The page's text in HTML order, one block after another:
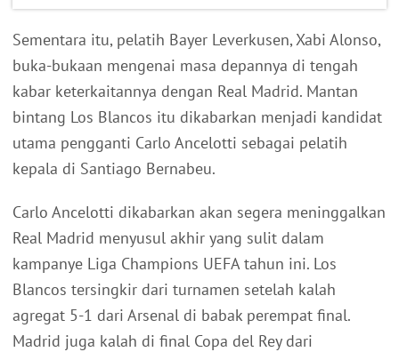
Sementara itu, pelatih Bayer Leverkusen, Xabi Alonso,
buka-bukaan mengenai masa depannya di tengah
kabar keterkaitannya dengan Real Madrid. Mantan
bintang Los Blancos itu dikabarkan menjadi kandidat
utama pengganti Carlo Ancelotti sebagai pelatih
kepala di Santiago Bernabeu.
Carlo Ancelotti dikabarkan akan segera meninggalkan
Real Madrid menyusul akhir yang sulit dalam
kampanye Liga Champions UEFA tahun ini. Los
Blancos tersingkir dari turnamen setelah kalah
agregat 5-1 dari Arsenal di babak perempat final.
Madrid juga kalah di final Copa del Rey dari